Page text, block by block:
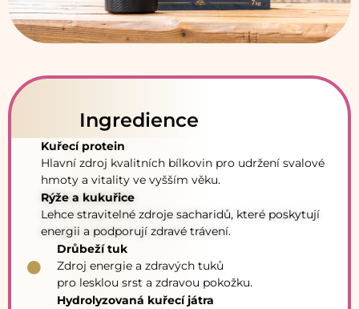
Ingredience
Kuřecí protein
Hlavní zdroj kvalitních bílkovin pro udržení svalové
hmoty a vitality ve vyšším věku.
Rýže a kukuřice
Lehce stravitelné zdroje sacharidů, které poskytují
energii a podporují zdravé trávení.
Drůbeží tuk
Zdroj energie a zdravých tuků
pro lesklou srst a zdravou pokožku.
Hydrolyzovaná kuřecí játra